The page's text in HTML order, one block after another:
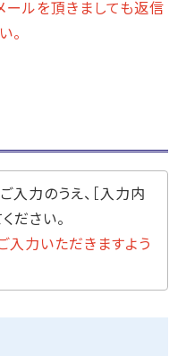
ルを頂きましても返信
。
力のうえ、［入力内
ださい。
入力いただきますよう